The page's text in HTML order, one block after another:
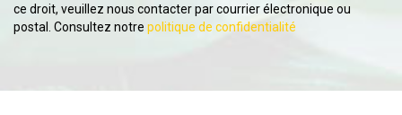
ce droit, veuillez nous contacter par courrier électronique ou
postal. Consultez notre politique de confidentialité